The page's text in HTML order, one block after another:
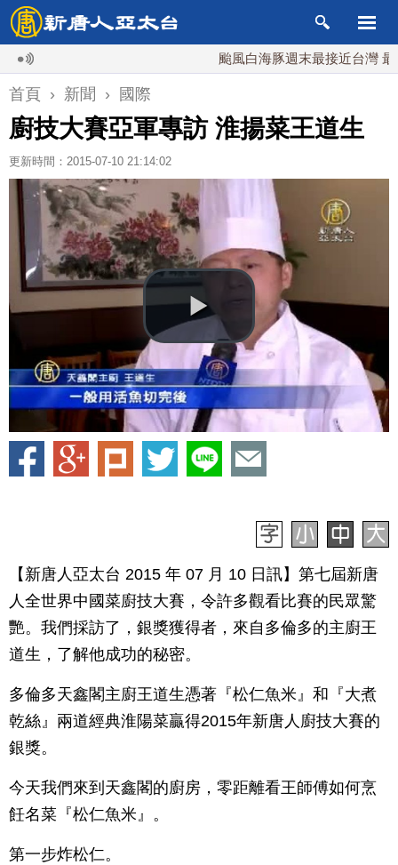
颱風白海豚週末最接近台灣 最快9日
首頁 › 新聞 › 國際
廚技大賽亞軍專訪 淮揚菜王道生
更新時間：2015-07-10 21:14:02
【新唐人亞太台 2015 年 07 月 10 日訊】第七屆新唐
人全世界中國菜廚技大賽，令許多觀看比賽的民眾驚
艷。我們採訪了，銀獎獲得者，來自多倫多的主廚王
道生，了解他成功的秘密。
多倫多天鑫閣主廚王道生憑著『松仁魚米』和『大煮
乾絲』兩道經典淮陽菜贏得2015年新唐人廚技大賽的
銀獎。
今天我們來到天鑫閣的廚房，零距離看王師傅如何烹
飪名菜『松仁魚米』。
第一步炸松仁。